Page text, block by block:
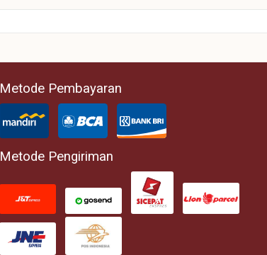
Metode Pembayaran
Metode Pengiriman